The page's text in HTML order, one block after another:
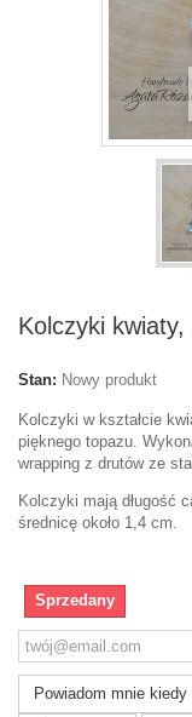
Kolczyki
Stan: Nowy produkt
Kolczyki w kształcie
pięknego topazu.
wrapping z drutów ze
Kolczyki mają długość
średnicę około 1,4 cm.
Sprzedany
Powiadom mnie